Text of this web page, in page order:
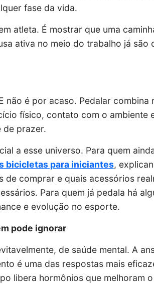
fase da vida.
atleta. É mostrar que uma
ativa no meio do trabalho já são
não é por acaso. Pedalar combina
físico, contato com o ambiente
de prazer.
a esse universo. Para quem
bicicletas para iniciantes,
comprar e quais acessórios
Para quem já pedala há
e evolução no esporte.
pode ignorar
de saúde mental. A
é uma das respostas mais
libera hormônios que melhoram